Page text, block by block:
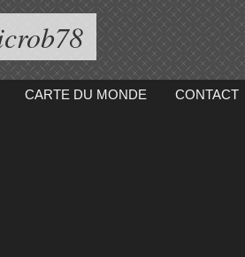
CARTE DU MONDE CONTACT